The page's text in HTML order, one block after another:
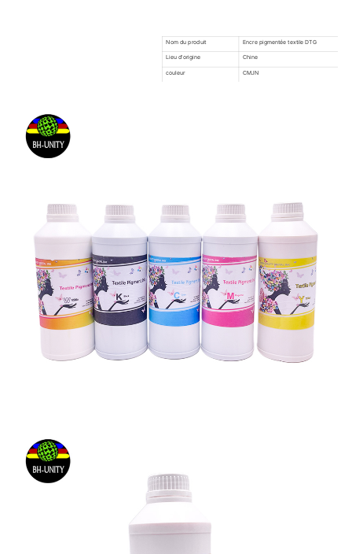
Nom du produit Encre pigmentée textile DTG
Lieu d'origine Chine
couleur CMJN